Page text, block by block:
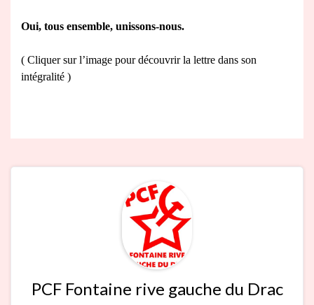
Oui, tous ensemble, unissons-nous.
( Cliquer sur l’image pour découvrir la lettre dans son
intégralité )
PCF Fontaine rive gauche du Drac